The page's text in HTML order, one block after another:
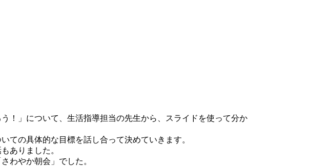
！」について、生活指導担当の先生から、スライドを使って分か
ての具体的な目標を話し合って決めていきます。
ありました。
わやか朝会」でした。